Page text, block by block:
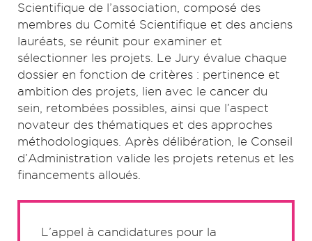
Scientifique de l’association, composé des
membres du Comité Scientifique et des anciens
lauréats, se réunit pour examiner et
sélectionner les projets. Le Jury évalue chaque
dossier en fonction de critères : pertinence et
ambition des projets, lien avec le cancer du
sein, retombées possibles, ainsi que l’aspect
novateur des thématiques et des approches
méthodologiques. Après délibération, le Conseil
d’Administration valide les projets retenus et les
financements alloués.
L’appel à candidatures pour la